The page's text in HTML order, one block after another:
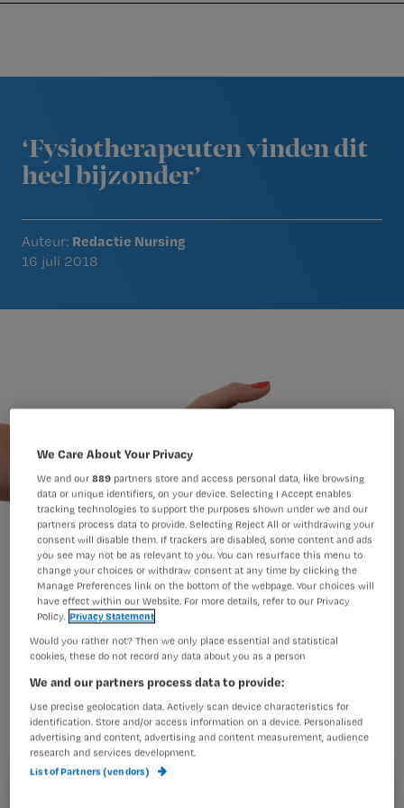
navigation
content
Nursing
‘Fysiotherapeuten vinden dit
heel bijzonder’
Auteur: Redactie Nursing
16 juli 2018
In het project ‘ReValidate! – online’
wordt een sociaal revalidatieplatform
ontwikkeld bij de game ‘ReValidate!’.
Een game, speciaal ontwikkeld voor
patiënten die revalideren van een
polsbreuk.
We Care About Your Privacy
We and our889 partners store and access personal data, like browsing
data or unique identifiers, on your device. Selecting I Accept enables
tracking technologies to support the purposes shown under we and our
partners process data to provide. Selecting Reject All or withdrawing your
consent will disable them. If trackers are disabled, some content and ads
you see may not be as relevant to you. You can resurface this menu to
change your choices or withdraw consent at any time by clicking the
Manage Preferences link on the bottom of the webpage. Your choices will
have effect within our Website. For more details, refer to our Privacy
Policy. Privacy Statement
Would you rather not? Then we only place essential and statistical
cookies, these do not record any data about you as a person
We and our partners process data to provide:
Use precise geolocation data. Actively scan device characteristics for
identification. Store and/or access information on a device. Personalised
advertising and content, advertising and content measurement, audience
research and services development.
List of Partners (vendors)